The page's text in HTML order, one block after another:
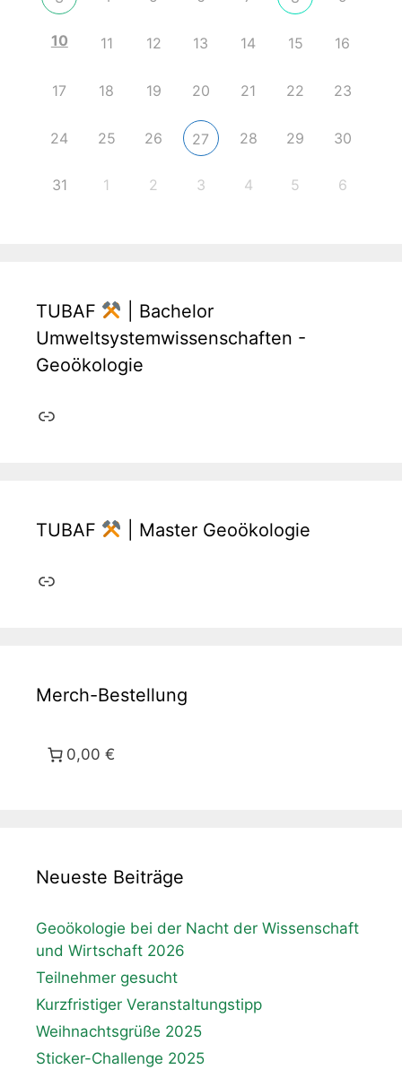
10 11 12 13 14 15 16
17 18 19 20 21 22 23
24 25 26 27 28 29 30
31 1 2 3 4 5 6
TUBAF
| Bachelor
Umweltsystemwissenschaften -
Geoökologie
Link
TUBAF | Master Geoökologie
Link
Merch-Bestellung
0,00 €
Neueste Beiträge
Geoökologie bei der Nacht der Wissenschaft
und Wirtschaft 2026
Teilnehmer gesucht
Kurzfristiger Veranstaltungstipp
Weihnachtsgrüße 2025
Sticker-Challenge 2025